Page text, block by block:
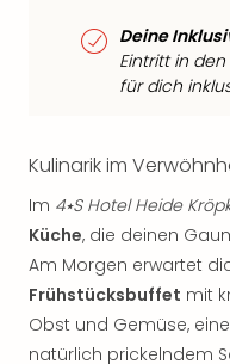
Deine
Eintritt in
für dich
Kulinarik im
Im 4⭑S Hotel Heide
Küche, die deinen
Am Morgen erwartet
Frühstücksbuffet mit
Obst und Gemüse,
natürlich prickelndem